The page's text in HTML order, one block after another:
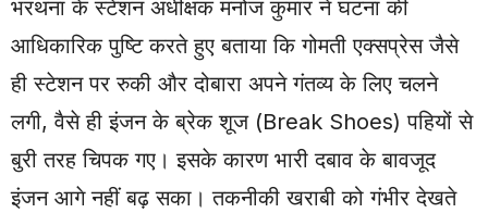
भरथना के स्टेशन अधीक्षक मनोज कुमार ने घटना की
आधिकारिक पुष्टि करते हुए बताया कि गोमती एक्सप्रेस जैसे
ही स्टेशन पर रुकी और दोबारा अपने गंतव्य के लिए चलने
लगी, वैसे ही इंजन के ब्रेक शूज (Break Shoes) पहियों से
बुरी तरह चिपक गए। इसके कारण भारी दबाव के बावजूद
इंजन आगे नहीं बढ़ सका। तकनीकी खराबी को गंभीर देखते